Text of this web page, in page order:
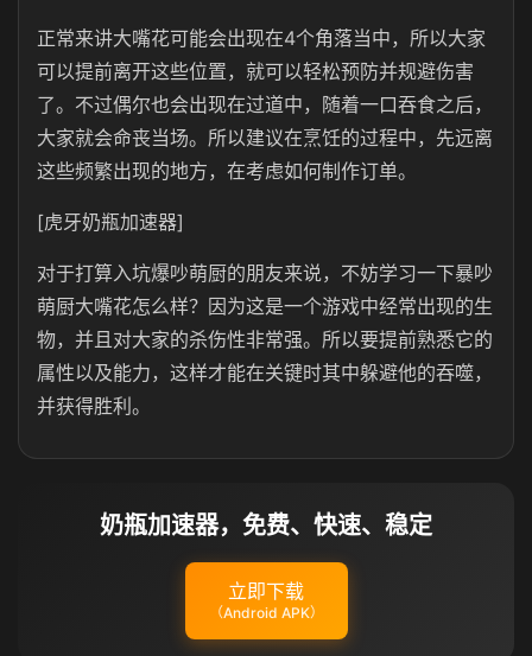
正常来讲大嘴花可能会出现在4个角落当中，所以大家
可以提前离开这些位置，就可以轻松预防并规避伤害
了。不过偶尔也会出现在过道中，随着一口吞食之后，
大家就会命丧当场。所以建议在烹饪的过程中，先远离
这些频繁出现的地方，在考虑如何制作订单。
[虎牙奶瓶加速器]
对于打算入坑爆吵萌厨的朋友来说，不妨学习一下暴吵
萌厨大嘴花怎么样？因为这是一个游戏中经常出现的生
物，并且对大家的杀伤性非常强。所以要提前熟悉它的
属性以及能力，这样才能在关键时其中躲避他的吞噬，
并获得胜利。
奶瓶加速器，免费、快速、稳定
立即下载
（Android APK）